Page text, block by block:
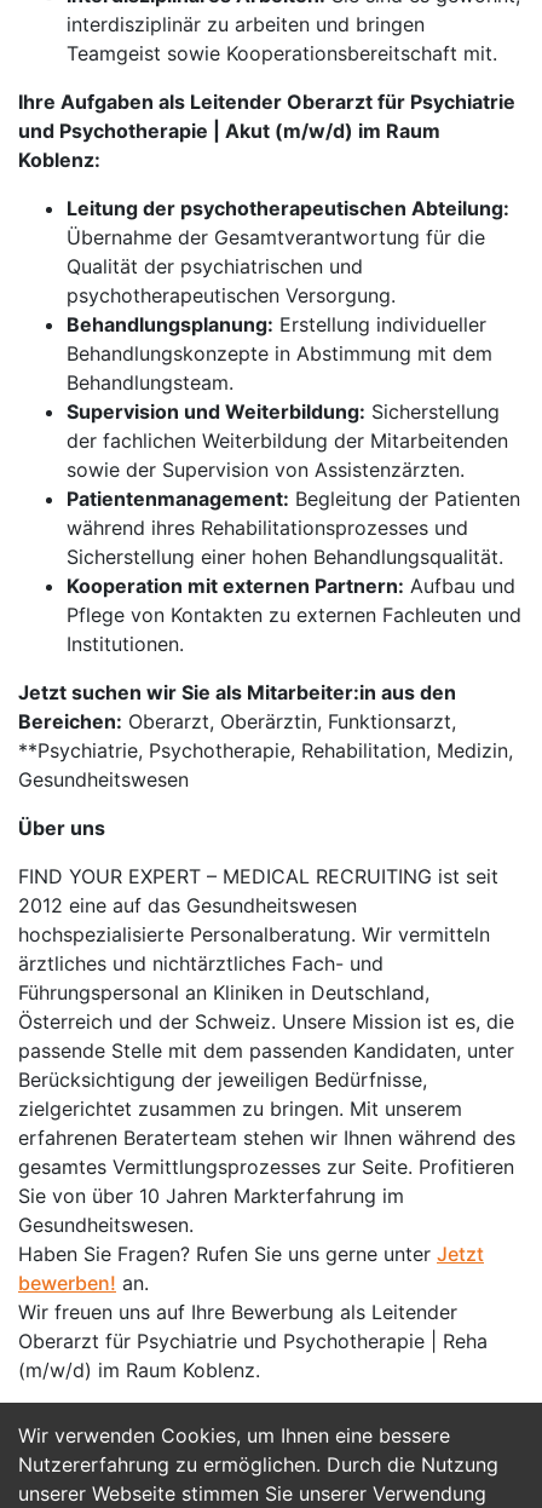
Wir verwenden Cookies, um Ihnen eine bessere
Nutzererfahrung zu ermöglichen. Durch die Nutzung
unserer Webseite stimmen Sie unserer Verwendung
interdisziplinär zu arbeiten und bringen
Teamgeist sowie Kooperationsbereitschaft mit.
Ihre Aufgaben als Leitender Oberarzt für Psychiatrie
und Psychotherapie | Akut (m/w/d) im Raum
Koblenz:
Leitung der psychotherapeutischen Abteilung:
Übernahme der Gesamtverantwortung für die
Qualität der psychiatrischen und
psychotherapeutischen Versorgung.
Behandlungsplanung: Erstellung individueller
Behandlungskonzepte in Abstimmung mit dem
Behandlungsteam.
Supervision und Weiterbildung: Sicherstellung
der fachlichen Weiterbildung der Mitarbeitenden
sowie der Supervision von Assistenzärzten.
Patientenmanagement: Begleitung der Patienten
während ihres Rehabilitationsprozesses und
Sicherstellung einer hohen Behandlungsqualität.
Kooperation mit externen Partnern: Aufbau und
Pflege von Kontakten zu externen Fachleuten und
Institutionen.
Jetzt suchen wir Sie als Mitarbeiter:in aus den
Bereichen: Oberarzt, Oberärztin, Funktionsarzt,
**Psychiatrie, Psychotherapie, Rehabilitation, Medizin,
Gesundheitswesen
Über uns
FIND YOUR EXPERT – MEDICAL RECRUITING ist seit
2012 eine auf das Gesundheitswesen
hochspezialisierte Personalberatung. Wir vermitteln
ärztliches und nichtärztliches Fach- und
Führungspersonal an Kliniken in Deutschland,
Österreich und der Schweiz. Unsere Mission ist es, die
passende Stelle mit dem passenden Kandidaten, unter
Berücksichtigung der jeweiligen Bedürfnisse,
zielgerichtet zusammen zu bringen. Mit unserem
erfahrenen Beraterteam stehen wir Ihnen während des
gesamtes Vermittlungsprozesses zur Seite. Profitieren
Sie von über 10 Jahren Markterfahrung im
Gesundheitswesen.
Haben Sie Fragen? Rufen Sie uns gerne unter Jetzt
bewerben! an.
Wir freuen uns auf Ihre Bewerbung als Leitender
Oberarzt für Psychiatrie und Psychotherapie | Reha
(m/w/d) im Raum Koblenz.
Jetzt Bewerben